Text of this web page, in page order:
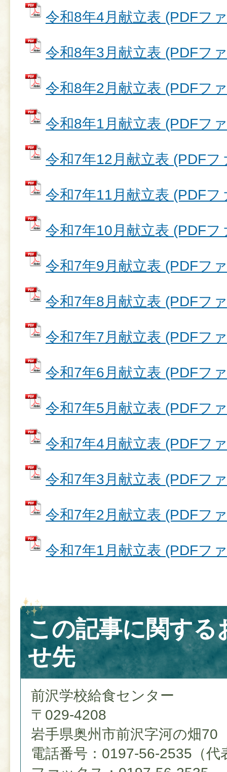
令和8年4月献立表 (PDFフ
令和8年3月献立表 (PDFフ
令和8年2月献立表 (PDFフ
令和8年1月献立表 (PDFフ
令和7年12月献立表 (PDFフ
令和7年11月献立表 (PDFフ
令和7年10月献立表 (PDFフ
令和7年9月献立表 (PDFフ
令和7年8月献立表 (PDFフ
令和7年7月献立表 (PDFフ
令和7年6月献立表 (PDFフ
令和7年5月献立表 (PDFフ
令和7年4月献立表 (PDFフ
令和7年3月献立表 (PDFフ
令和7年2月献立表 (PDFフ
令和7年1月献立表 (PDFフ
この記事に関する
せ先
前沢学校給食センター
〒029-4208
岩手県奥州市前沢字河の畑70
電話番号：0197-56-2535（代